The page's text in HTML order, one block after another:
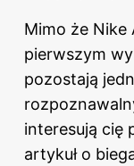
Mimo że Nike
pierwszym
pozostają
interesują cię
artykuł o